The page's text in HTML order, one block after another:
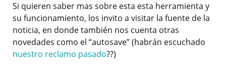
Si quieren saber mas sobre esta esta herramienta y
su funcionamiento, los invito a visitar la fuente de la
noticia, en donde también nos cuenta otras
novedades como el “autosave” (habrán escuchado
nuestro reclamo pasado??)